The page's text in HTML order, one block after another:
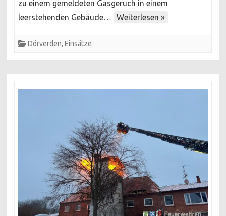
zu einem gemeldeten Gasgeruch in einem
leerstehenden Gebäude…
Weiterlesen »
Dörverden, Einsätze